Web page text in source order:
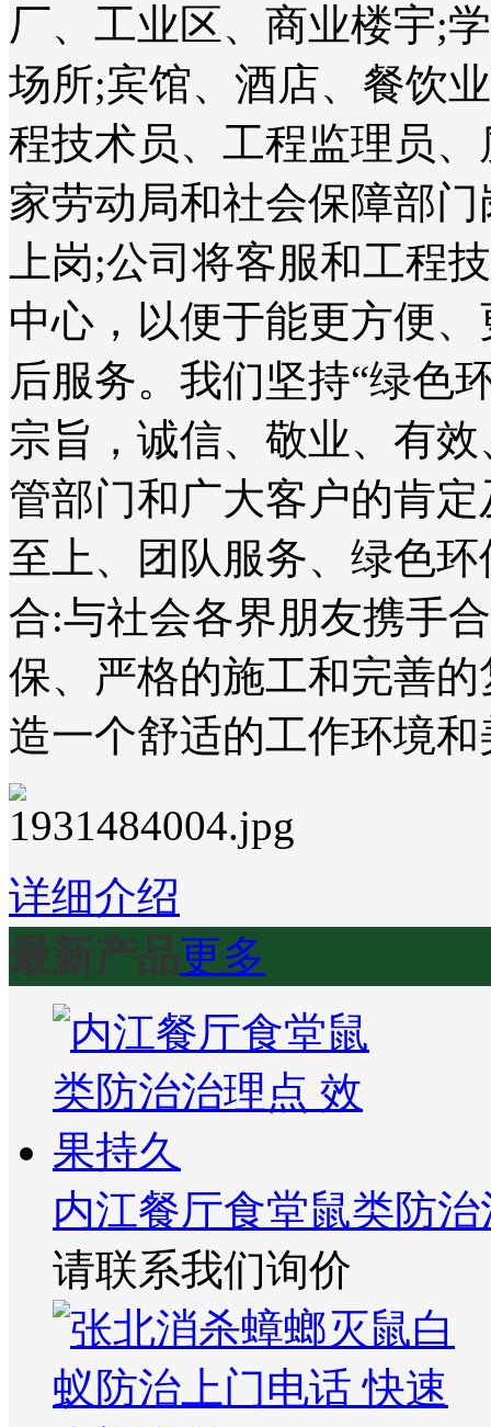
厂、工业区、商业楼宇;
场所;宾馆、酒店、餐饮
程技术员、工程监理员
家劳动局和社会保障部
上岗;公司将客服和工程
中心，以便于能更方便
后服务。我们坚持“绿色
宗旨，诚信、敬业、有
管部门和广大客户的肯
至上、团队服务、绿色
合:与社会各界朋友携手
保、严格的施工和完善
造一个舒适的工作环境
详细介绍
最新产品更多
内江餐厅食堂鼠类防
请联系我们询价